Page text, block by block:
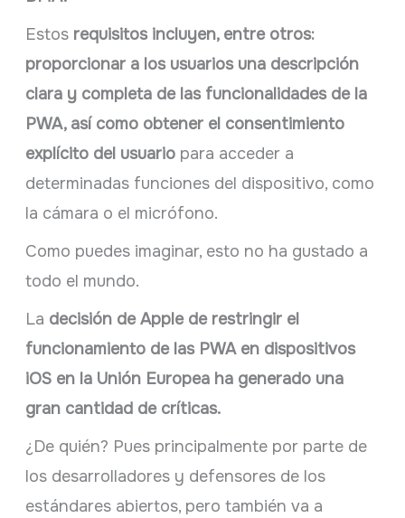
Estos requisitos incluyen, entre otros:
proporcionar a los usuarios una descripción
clara y completa de las funcionalidades de la
PWA, así como obtener el consentimiento
explícito del usuariopara acceder a
determinadas funciones del dispositivo, como
la cámara o el micrófono.
Como puedes imaginar, esto no ha gustado a
todo el mundo.
La decisión de Apple de restringir el
funcionamiento de las PWA en dispositivos
iOS en la Unión Europea ha generado una
gran cantidad de críticas.
¿De quién? Pues principalmente por parte de
los desarrolladores y defensores de los
estándares abiertos, pero también va a